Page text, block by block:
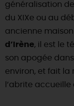
généralisation
du XIXe ou au
ancienne
d’Irène, il est le
son apogée
environ, et fait la
l’abrite